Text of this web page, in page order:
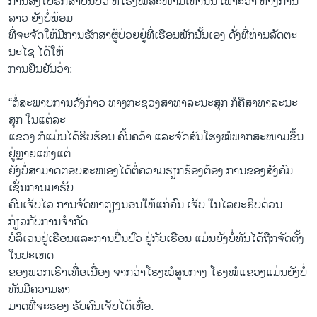
ລາວ ຍັງບໍ່ພ້ອມ
ທີ່ຈະຈັດໃຫ້ມີການຮັກສາຜູ້ປ່ວຍຢູ່ທີ່ເຮືອນພັກນັ້ນເອງ ດັ່ງທີ່ທ່ານລັດຕະ
ນະໄຊ ໄດ້ໃຫ້
ການຢືນຢັນວ່າ:
“ຕໍ່ສະພາບການດັ່ງກ່າວ ທາງກະຊວງສາທາລະນະສຸກ ກໍຄືສາທາລະນະ
ສຸກ ໃນແຕ່ລະ
ແຂວງ ກໍແມ່ນໄດ້ຮີບຮ້ອນ ຄົ້ນຄວ້າ ແລະຈັດສັນໂຮງໝໍພາກສະໜາມຂຶ້ນ
ຢູ່ຫຼາຍແຫ່ງແຕ່
ຍັງບໍ່ສາມາດຕອບສະໜອງໄດ້ຕໍ່ຄວາມຮຽກຮ້ອງຕ້ອງ ການຂອງສັງຄົມ
ເຊັ່ນການມາຮັບ
ຄົນເຈັບໄວ ການຈັດຫາຕຽງນອນໃຫ້ແກ່ຄົນ ເຈັບ ໃນໄລຍະຮີບດ່ວນ
ກ່ຽວກັບການຈຳກັດ
ບໍລິເວນຢູ່ເຮືອນແລະການປີ່ນປົວ ຢູ່ກັບເຮືອນ ແມ່ນຍັງບໍ່ທັນໄດ້ຖືກຈັດຕັ້ງ
ໃນປະເທດ
ຂອງພວກເຮົາເທື່ອເນື່ອງ ຈາກວ່າໂຮງໝໍສູນກາງ ໂຮງໝໍແຂວງແມ່ນຍັງບໍ່
ທັນມີຄວາມສາ
ມາດທີ່ຈະຮອງ ຮັບຄົນເຈັບໄດ້ເທື່ອ.